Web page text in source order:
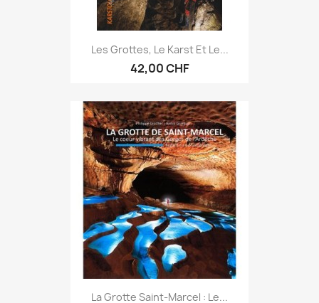
Les Grottes, Le Karst Et Le...
42,00 CHF
La Grotte Saint-Marcel : Le...